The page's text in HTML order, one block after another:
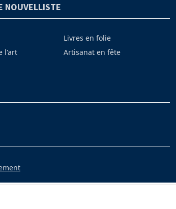
NOUVELLISTE
l'art
Livres en folie
Artisanat en fête